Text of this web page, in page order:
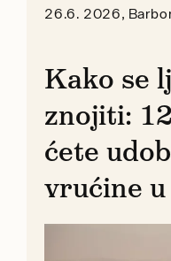
26.6. 2026,
Kako se
znojiti:
ćete
vrućine